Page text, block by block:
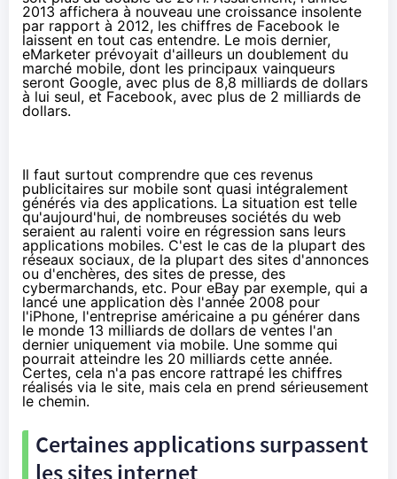
2013 affichera à nouveau une croissance insolente
par rapport à 2012, les chiffres de Facebook le
laissent en tout cas entendre. Le mois dernier,
eMarketer prévoyait d'ailleurs un doublement du
marché mobile, dont les principaux vainqueurs
seront Google, avec plus de 8,8 milliards de dollars
à lui seul, et Facebook, avec plus de 2 milliards de
dollars.
Il faut surtout comprendre que ces revenus
publicitaires sur mobile sont quasi intégralement
générés via des applications. La situation est telle
qu'aujourd'hui, de nombreuses sociétés du web
seraient au ralenti voire en régression sans leurs
applications mobiles. C'est le cas de la plupart des
réseaux sociaux, de la plupart des sites d'annonces
ou d'enchères, des sites de presse, des
cybermarchands, etc. Pour eBay par exemple, qui a
lancé une application dès l'année 2008 pour
l'iPhone, l'entreprise américaine a pu générer dans
le monde 13 milliards de dollars de ventes l'an
dernier uniquement via mobile. Une somme qui
pourrait atteindre les 20 milliards cette année.
Certes, cela n'a pas encore rattrapé les chiffres
réalisés via le site, mais cela en prend sérieusement
le chemin.
Certaines applications surpassent
les sites internet